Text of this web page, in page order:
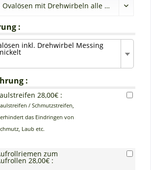
:
inkl. Drehwirbel Messing
:
28,00€ :
/ Schmutzstreifen,
das Eindringen von
Laub etc.
zum
28,00€ :